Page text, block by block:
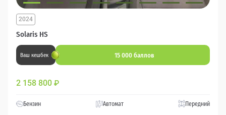
Solaris HS
2024
Ваш кешбек 15 000 баллов
2 158 800 ₽
Бензин Автомат Передний